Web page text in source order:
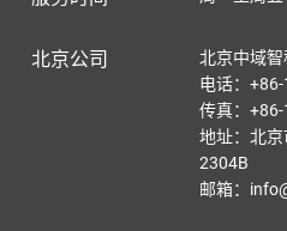
北京公司
北京中域
电话：
传真：
地址：北
2304B
邮箱：